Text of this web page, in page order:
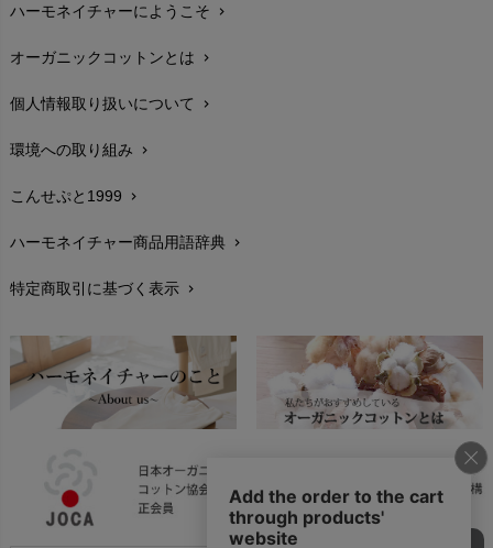
配送と送料chevron_right
在庫状況と発送予定chevron_right
サイズ・寸法chevron_right
生地・素材chevron_right
お手入れについて
レビューを書こうchevron_right
返品交換chevron_right
FAXでのご注文
お問い合わせchevron_right
ハーモネイチャーにようこそ chevron_right
オーガニックコットンとは chevron_right
個人情報取り扱いについて chevron_right
環境への取り組み chevron_right
こんせぷと1999 chevron_right
ハーモネイチャー商品用語辞典 chevron_right
特定商取引に基づく表示 chevron_right